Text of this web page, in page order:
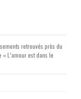
retrouvés près du
L’amour est dans le